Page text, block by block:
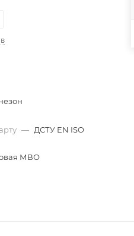
— ДСТУ EN ISO
МВО